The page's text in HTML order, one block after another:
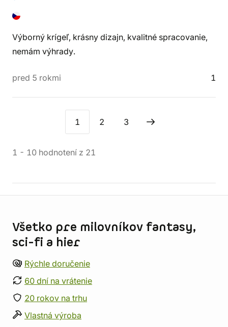
Výborný krígeľ, krásny dizajn, kvalitné spracovanie,
nemám výhrady.
pred 5 rokmi 1
1 2 3
1 - 10 hodnotení z 21
Všetko pre milovníkov fantasy,
sci-fi a hier
Rýchle doručenie
60 dní na vrátenie
20 rokov na trhu
Vlastná výroba